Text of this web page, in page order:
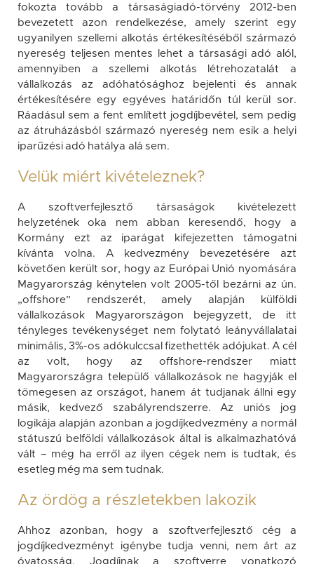
fokozta tovább a társaságiadó-törvény 2012-ben
bevezetett azon rendelkezése, amely szerint egy
ugyanilyen szellemi alkotás értékesítéséből származó
nyereség teljesen mentes lehet a társasági adó alól,
amennyiben a szellemi alkotás létrehozatalát a
vállalkozás az adóhatósághoz bejelenti és annak
értékesítésére egy egyéves határidőn túl kerül sor.
Ráadásul sem a fent említett jogdíjbevétel, sem pedig
az átruházásból származó nyereség nem esik a helyi
iparűzési adó hatálya alá sem.
Velük miért kivételeznek?
A szoftverfejlesztő társaságok kivételezett
helyzetének oka nem abban keresendő, hogy a
Kormány ezt az iparágat kifejezetten támogatni
kívánta volna. A kedvezmény bevezetésére azt
követően került sor, hogy az Európai Unió nyomására
Magyarország kénytelen volt 2005-től bezárni az ún.
„offshore” rendszerét, amely alapján külföldi
vállalkozások Magyarországon bejegyzett, de itt
tényleges tevékenységet nem folytató leányvállalatai
minimális, 3%-os adókulccsal fizethették adójukat. A cél
az volt, hogy az offshore-rendszer miatt
Magyarországra települő vállalkozások ne hagyják el
tömegesen az országot, hanem át tudjanak állni egy
másik, kedvező szabályrendszerre. Az uniós jog
logikája alapján azonban a jogdíjkedvezmény a normál
státuszú belföldi vállalkozások által is alkalmazhatóvá
vált – még ha erről az ilyen cégek nem is tudtak, és
esetleg még ma sem tudnak.
Az ördög a részletekben lakozik
Ahhoz azonban, hogy a szoftverfejlesztő cég a
jogdíjkedvezményt igénybe tudja venni, nem árt az
óvatosság. Jogdíjnak a szoftverre vonatkozó